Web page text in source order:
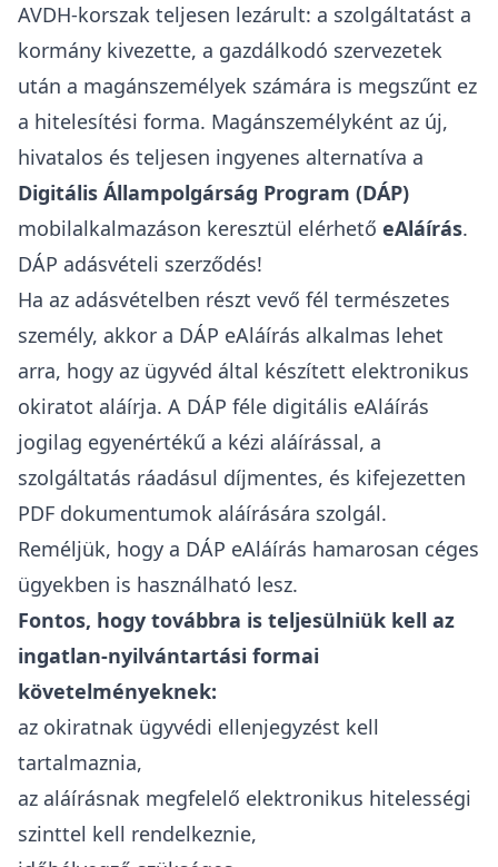
AVDH-korszak teljesen lezárult: a szolgáltatást a
kormány kivezette, a gazdálkodó szervezetek
után a magánszemélyek számára is megszűnt ez
a hitelesítési forma. Magánszemélyként az új,
hivatalos és teljesen ingyenes alternatíva a
Digitális Állampolgárság Program (DÁP)
mobilalkalmazáson keresztül elérhető eAláírás.
DÁP adásvételi szerződés!
Ha az adásvételben részt vevő fél természetes
személy, akkor a DÁP eAláírás alkalmas lehet
arra, hogy az ügyvéd által készített elektronikus
okiratot aláírja. A DÁP féle digitális eAláírás
jogilag egyenértékű a kézi aláírással, a
szolgáltatás ráadásul díjmentes, és kifejezetten
PDF dokumentumok aláírására szolgál.
Reméljük, hogy a DÁP eAláírás hamarosan céges
ügyekben is használható lesz.
Fontos, hogy továbbra is teljesülniük kell az
ingatlan-nyilvántartási formai
követelményeknek:
az okiratnak ügyvédi ellenjegyzést kell
tartalmaznia,
az aláírásnak megfelelő elektronikus hitelességi
szinttel kell rendelkeznie,